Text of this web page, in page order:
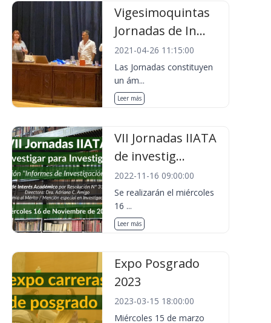
Vigesimoquintas
Jornadas de In...
2021-04-26 11:15:00
Las Jornadas constituyen
un ám...
Leer más
VII Jornadas IIATA
de investig...
2022-11-16 09:00:00
Se realizarán el miércoles
16 ...
Leer más
Expo Posgrado
2023
2023-03-15 18:00:00
Miércoles 15 de marzo